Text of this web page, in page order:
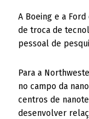
A Boeing e a
de troca de
pessoal de
Para a
no campo da
centros de
desenvolver